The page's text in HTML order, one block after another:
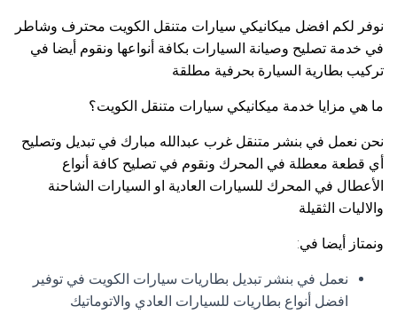
نوفر لكم افضل ميكانيكي سيارات متنقل الكويت محترف وشاطر
في خدمة تصليح وصيانة السيارات بكافة أنواعها ونقوم أيضا في
تركيب بطارية السيارة بحرفية مطلقة
ما هي مزايا خدمة ميكانيكي سيارات متنقل الكويت؟
نحن نعمل في بنشر متنقل غرب عبدالله مبارك في تبديل وتصليح
أي قطعة معطلة في المحرك ونقوم في تصليح كافة أنواع
الأعطال في المحرك للسيارات العادية او السيارات الشاحنة
والاليات الثقيلة
ونمتاز أيضا في:
نعمل في بنشر تبديل بطاريات سيارات الكويت في توفير
افضل أنواع بطاريات للسيارات العادي والاتوماتيك